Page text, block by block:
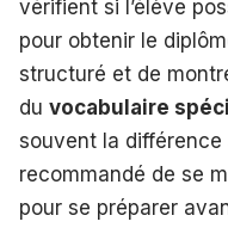
vérifient si l’élève
pour obtenir le
structuré et de
du vocabulaire
souvent la
recommandé de se
pour se préparer